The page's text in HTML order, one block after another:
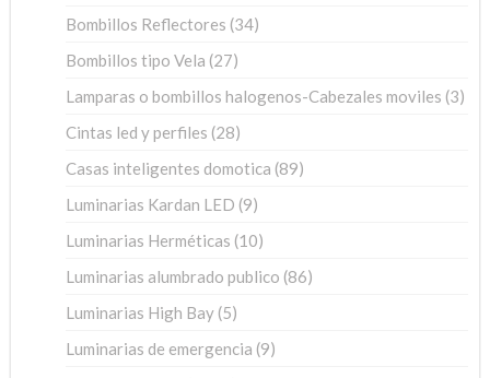
Bombillos Reflectores 3434
Bombillos tipo Vela 2727
Lamparas o bombillos halogenos-Cabezales moviles 33
Cintas led y perfiles 2828
Casas inteligentes domotica 8989
Luminarias Kardan LED 99
Luminarias Herméticas 1010
Luminarias alumbrado publico 8686
Luminarias High Bay 55
Luminarias de emergencia 99